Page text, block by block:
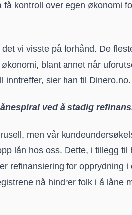
kontroll over egen økonomi
vi visste på forhånd. De
blant annet når
inntreffer, sier han til Dinero.no.
ved å stadig
men vår
lån hos oss. Dette, i tillegg til
refinansiering for opprydning i
nå hindrer folk i å låne